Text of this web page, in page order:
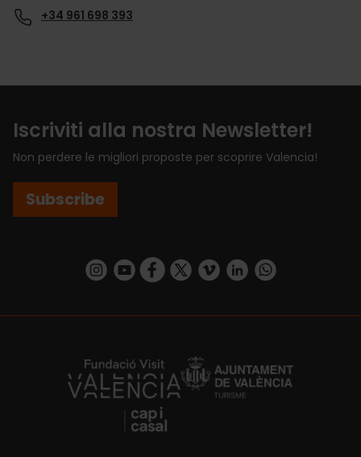
+34 961 698 393
Iscriviti alla nostra Newsletter!
Non perdere le migliori proposte per scoprire Valencia!
Subscribe
https://www.instagram.com/visit_valencia/
https://www.youtube.com/user/
https://www.facebook.com/
https://twitter.com/VisitaValencia
https://vimeo.com/
https://www.linkedin.com/company/turismo-valencia/https://api.whatsapp.com/send/
https://fundacion.visitvalencia.com/